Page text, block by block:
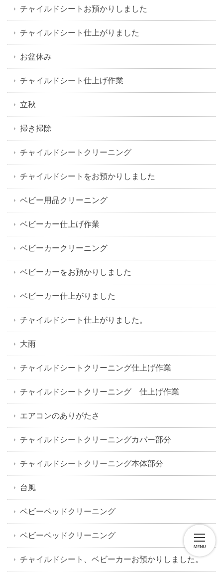
チャイルドシートお預かりしました
チャイルドシート仕上がりました
お盆休み
チャイルドシート仕上げ作業
立秋
掃き掃除
チャイルドシートクリーニング
チャイルドシートをお預かりしました
ベビー用品クリーニング
ベビーカー仕上げ作業
ベビーカークリーニング
ベビーカーをお預かりしました
ベビーカー仕上がりました
チャイルドシート仕上がりました。
大雨
チャイルドシートクリーニング仕上げ作業
チャイルドシートクリーニング 仕上げ作業
エアコンのありがたさ
チャイルドシートクリーニングカバー部分
チャイルドシートクリーニング本体部分
台風
ベビーベッドクリーニング
ベビーベッドクリーニング
チャイルドシート、ベビーカーお預かりしました。